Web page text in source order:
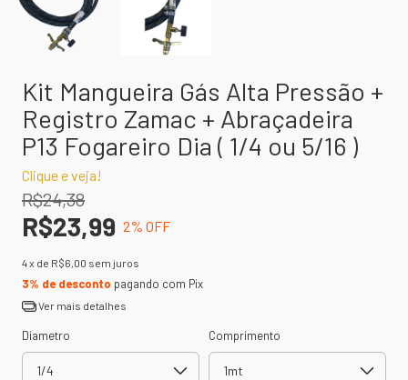
Kit Mangueira Gás Alta Pressão +
Registro Zamac + Abraçadeira
P13 Fogareiro Dia ( 1/4 ou 5/16 )
Clique e veja!
R$24,38
R$23,99 2% OFF
4x de R$6,00 sem juros
3% de desconto pagando com Pix
Ver mais detalhes
Diametro Comprimento